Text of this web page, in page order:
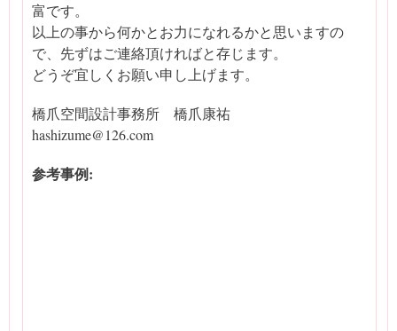
富です。
以上の事から何かとお力になれるかと思いますの
で、先ずはご連絡頂ければと存じます。
どうぞ宜しくお願い申し上げます。
橋爪空間設計事務所 橋爪康祐
hashizume@126.com
参考事例: